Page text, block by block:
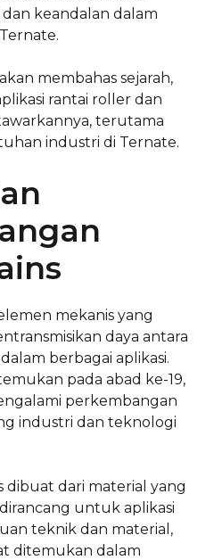
keandalan dalam
membahas sejarah,
rantai roller dan
terutama
industri di Ternate.
mekanis yang
daya antara
berbagai aplikasi.
pada abad ke-19,
perkembangan
industri dan teknologi
dibuat dari material yang
untuk aplikasi
teknik dan material,
ditemukan dalam